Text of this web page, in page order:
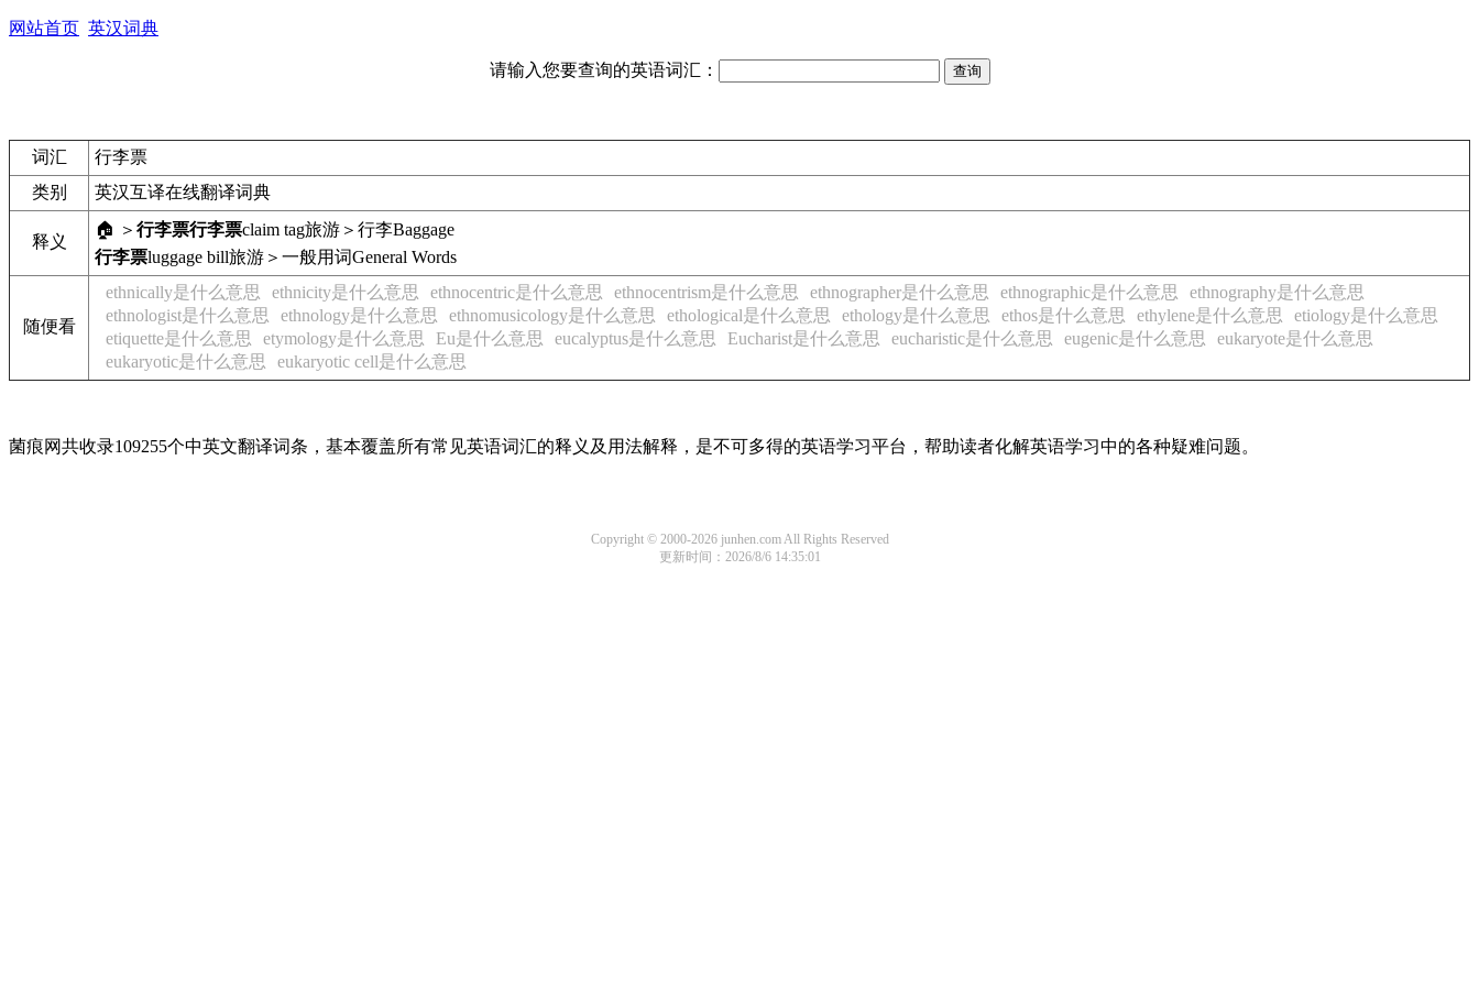
网站首页 英汉词典
请输入您要查询的英语词汇：
词汇
行李票
类别
英汉互译在线翻译词典
释义
🏠 ＞ 行李票行李票claim tag旅游＞行李Baggage
行李票luggage bill旅游＞一般用词General Words
随便看
ethnically是什么意思 ethnicity是什么意思 ethnocentric是什么意思 ethnocentrism是什么意思 ethnographer是什么意思 ethnographic是什么意思
ethnography是什么意思
ethnologist是什么意思
ethnology是什么意思 ethnomusicology是什么意思 ethological是什么意思 ethology是什么意思 ethos是什么意思 ethylene是什么意思
etiology是什么意思
etiquette是什么意思
etymology是什么意思 Eu是什么意思 eucalyptus是什么意思 Eucharist是什么意思 eucharistic是什么意思 eugenic是什么意思
eukaryote是什么意思
eukaryotic是什么意思
eukaryotic cell是什么意思
菌痕网共收录109255个中英文翻译词条，基本覆盖所有常见英语词汇的释义及用法解释，是不可多得的英语学习平台，帮助读者化解英语学习中的各种疑难问题。
Copyright © 2000-2026 junhen.com All Rights Reserved
更新时间：2026/8/6 14:35:01